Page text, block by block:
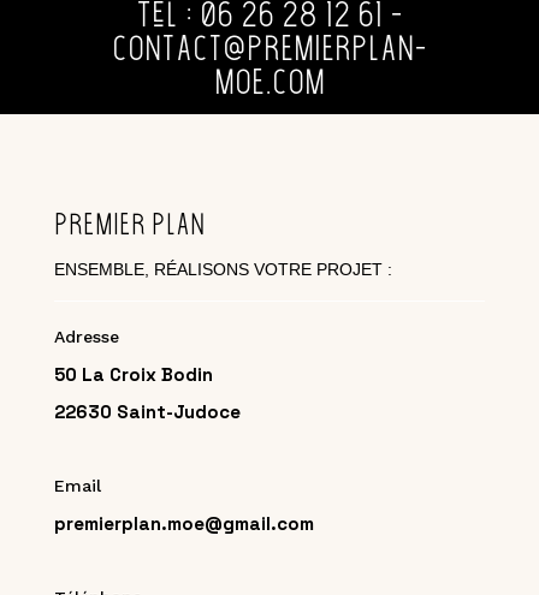
Tél : 06 26 28 12 61 -
contact@premierplan-
moe.com
Premier Plan
ENSEMBLE, RÉALISONS VOTRE PROJET :
Adresse
50 La Croix Bodin
22630 Saint-Judoce
Email
premierplan.moe@gmail.com